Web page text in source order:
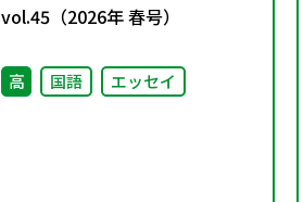
vol.45（2026年 春号）
高 国語 エッセイ